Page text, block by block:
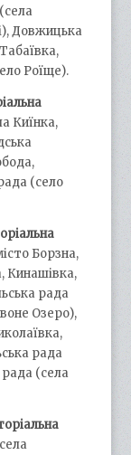
Довжицька
Роїще).
Киїнка,
(село
Борзна,
Кинашівка,
рада
Озеро),
рада
рада (села